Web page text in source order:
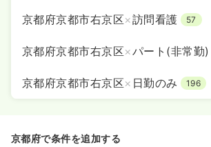
京都府京都市右京区×訪問看護 57
京都府京都市右京区×パート(非常勤)
京都府京都市右京区× 日勤のみ 196
京都府で条件を追加する